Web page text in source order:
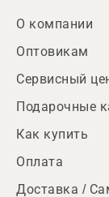
О компании
Оптовикам
Сервисный
Подарочные
Как купить
Оплата
Доставка /